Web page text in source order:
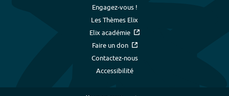
Engagez-vous !
Les Thèmes Elix
Elix académie
Faire un don
Contactez-nous
Accessibilité